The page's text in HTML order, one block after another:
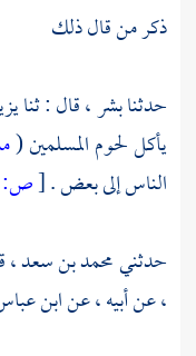
ذكر من قال ذلك
حدثنابشر ،قال : ثنا
يأكل لحوم المسلمين (
الناس إلى بعض .[ص:
حدثنيمحمد بن سعد ،
، عن أبيه ، عنابن